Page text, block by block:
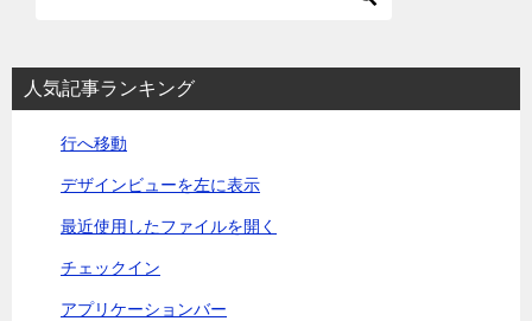
シ人気記事ランキング
行へ移動
デザインビューを左に表示
最近使用したファイルを開く
チェックイン
アプリケーションバー